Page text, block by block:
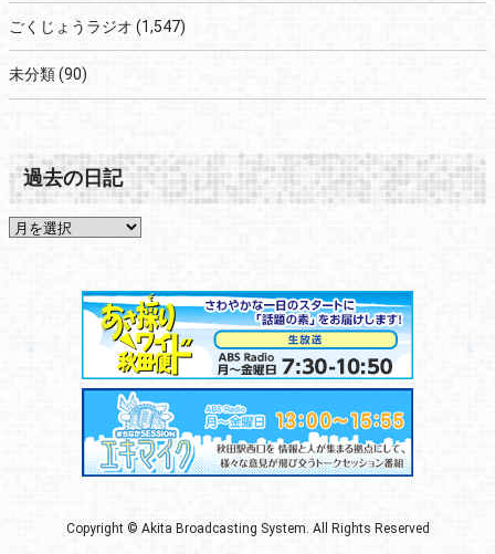
ごくじょうラジオ (1,547)
未分類(90)
過去の日記
Copyright © Akita Broadcasting System. All Rights Reserved